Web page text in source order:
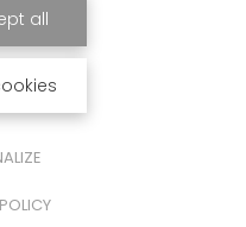
all